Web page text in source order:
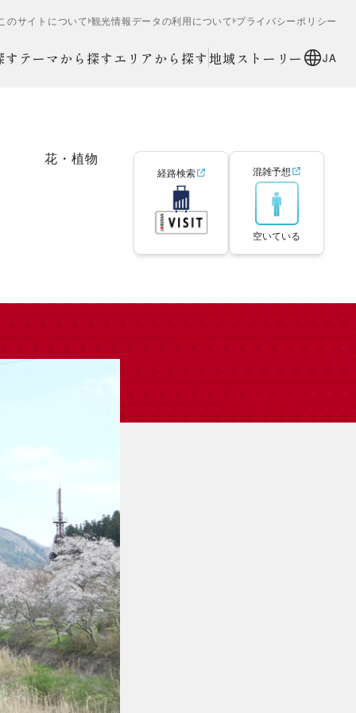
のサイトについて 観光情報データの利用について プライバシーポリシー
す テーマから探すエリアから探す 地域ストーリー JA
花・植物
経路検索 混雑予想
空いている